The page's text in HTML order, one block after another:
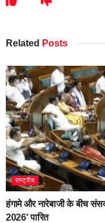
Related Posts
राष्ट्रीय
हंगामे और नारेबाजी के बीच
2026′ पारित